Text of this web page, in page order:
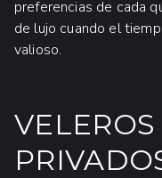
preferencias de cada
de lujo cuando el
valioso.
VELEROS